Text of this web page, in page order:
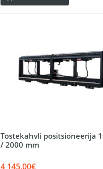
Tostekahvli positsioneerija
/ 2000 mm
4 145.00€